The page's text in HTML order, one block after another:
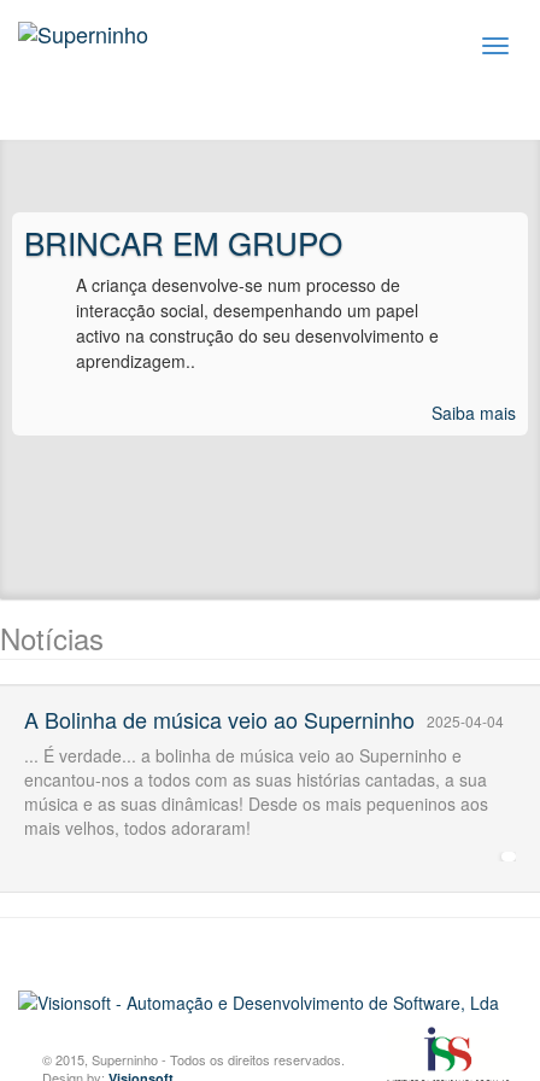
BRINCAR EM GRUPO
A criança desenvolve-se num processo de
interacção social, desempenhando um papel
activo na construção do seu desenvolvimento e
aprendizagem..
Saiba mais
Notícias
A Bolinha de música veio ao Superninho 2025-04-04
... É verdade... a bolinha de música veio ao Superninho e
encantou-nos a todos com as suas histórias cantadas, a sua
música e as suas dinâmicas! Desde os mais pequeninos aos
mais velhos, todos adoraram!
© 2015, Superninho - Todos os direitos reservados.